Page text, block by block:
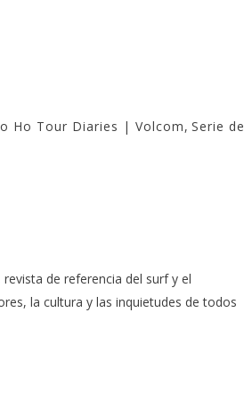
Ho Tour Diaries | Volcom, Serie de
revista de referencia del surf y el
la cultura y las inquietudes de todos